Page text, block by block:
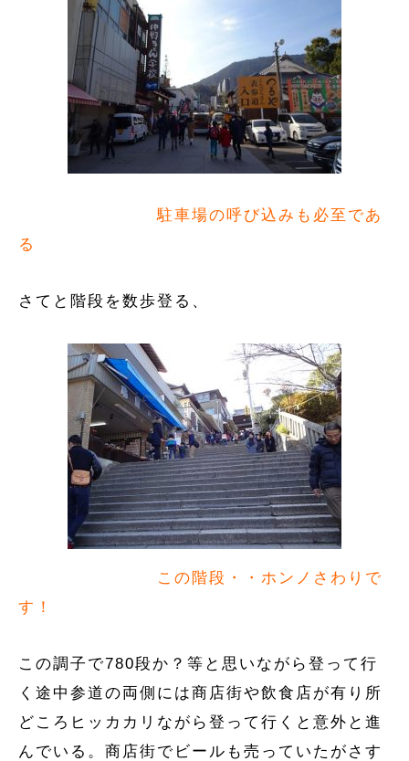
駐車場の呼び込みも必至であ
る
さてと階段を数歩登る、
この階段・・ホンノさわりで
す！
この調子で780段か？等と思いながら登って行
く途中参道の両側には商店街や飲食店が有り所
どころヒッカカリながら登って行くと意外と進
んでいる。商店街でビールも売っていたがさす